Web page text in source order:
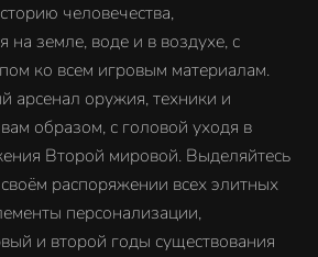
человечества,
земле, воде и в воздухе, с
ко всем игровым материалам.
арсенал оружия, техники и
образом, с головой уходя в
Второй мировой. Выделяйтесь
распоряжении всех элитных
персонализации,
и второй годы существования